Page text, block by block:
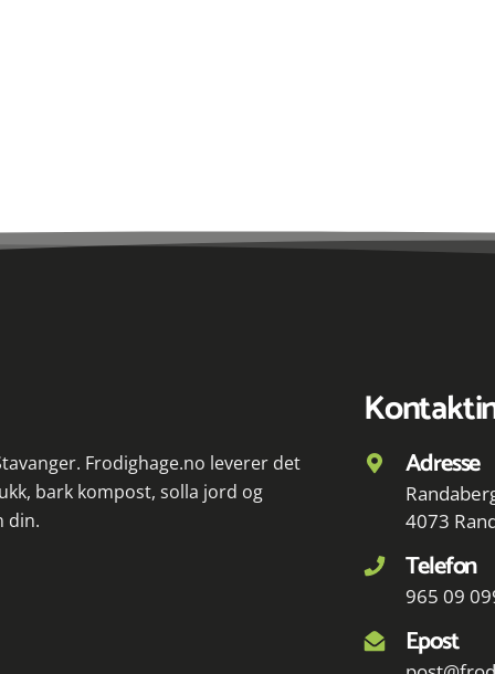
Frodighage.no leverer det
bark kompost, solla jord og
din.
Adresse
4073
Telefon
965 09
Epost